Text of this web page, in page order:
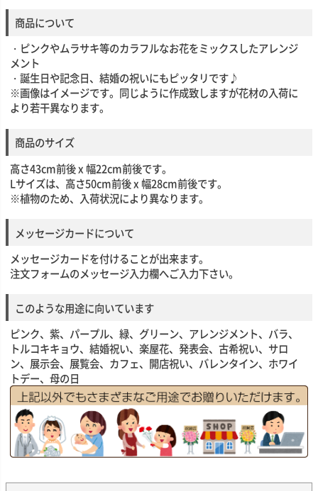
商品について
・ピンクやムラサキ等のカラフルなお花をミックスしたアレンジ
メント
・誕生日や記念日、結婚の祝いにもピッタリです♪
※画像はイメージです。同じように作成致しますが花材の入荷に
より若干異なります。
商品のサイズ
高さ43cm前後 x 幅22cm前後です。
Lサイズは、高さ50cm前後 x 幅28cm前後です。
※植物のため、入荷状況により異なります。
メッセージカードについて
メッセージカードを付けることが出来ます。
注文フォームのメッセージ入力欄へご入力下さい。
このような用途に向いています
ピンク、紫、パープル、緑、グリーン、アレンジメント、バラ、
トルコキキョウ、結婚祝い、楽屋花、発表会、古希祝い、サロ
ン、展示会、展覧会、カフェ、開店祝い、バレンタイン、ホワイ
トデー、母の日